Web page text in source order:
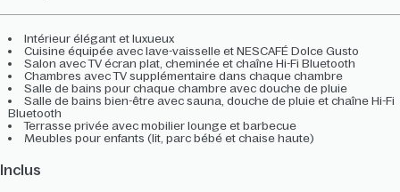
Intérieur élégant et luxueux
Cuisine équipée avec lave-vaisselle et NESCAFÉ Dolce Gusto
Salon avec TV écran plat, cheminée et chaîne Hi-Fi Bluetooth
Chambres avec TV supplémentaire dans chaque chambre
Salle de bains pour chaque chambre avec douche de pluie
Salle de bains bien-être avec sauna, douche de pluie et chaîne Hi-Fi
Bluetooth
Terrasse privée avec mobilier lounge et barbecue
Meubles pour enfants (lit, parc bébé et chaise haute)
Inclus